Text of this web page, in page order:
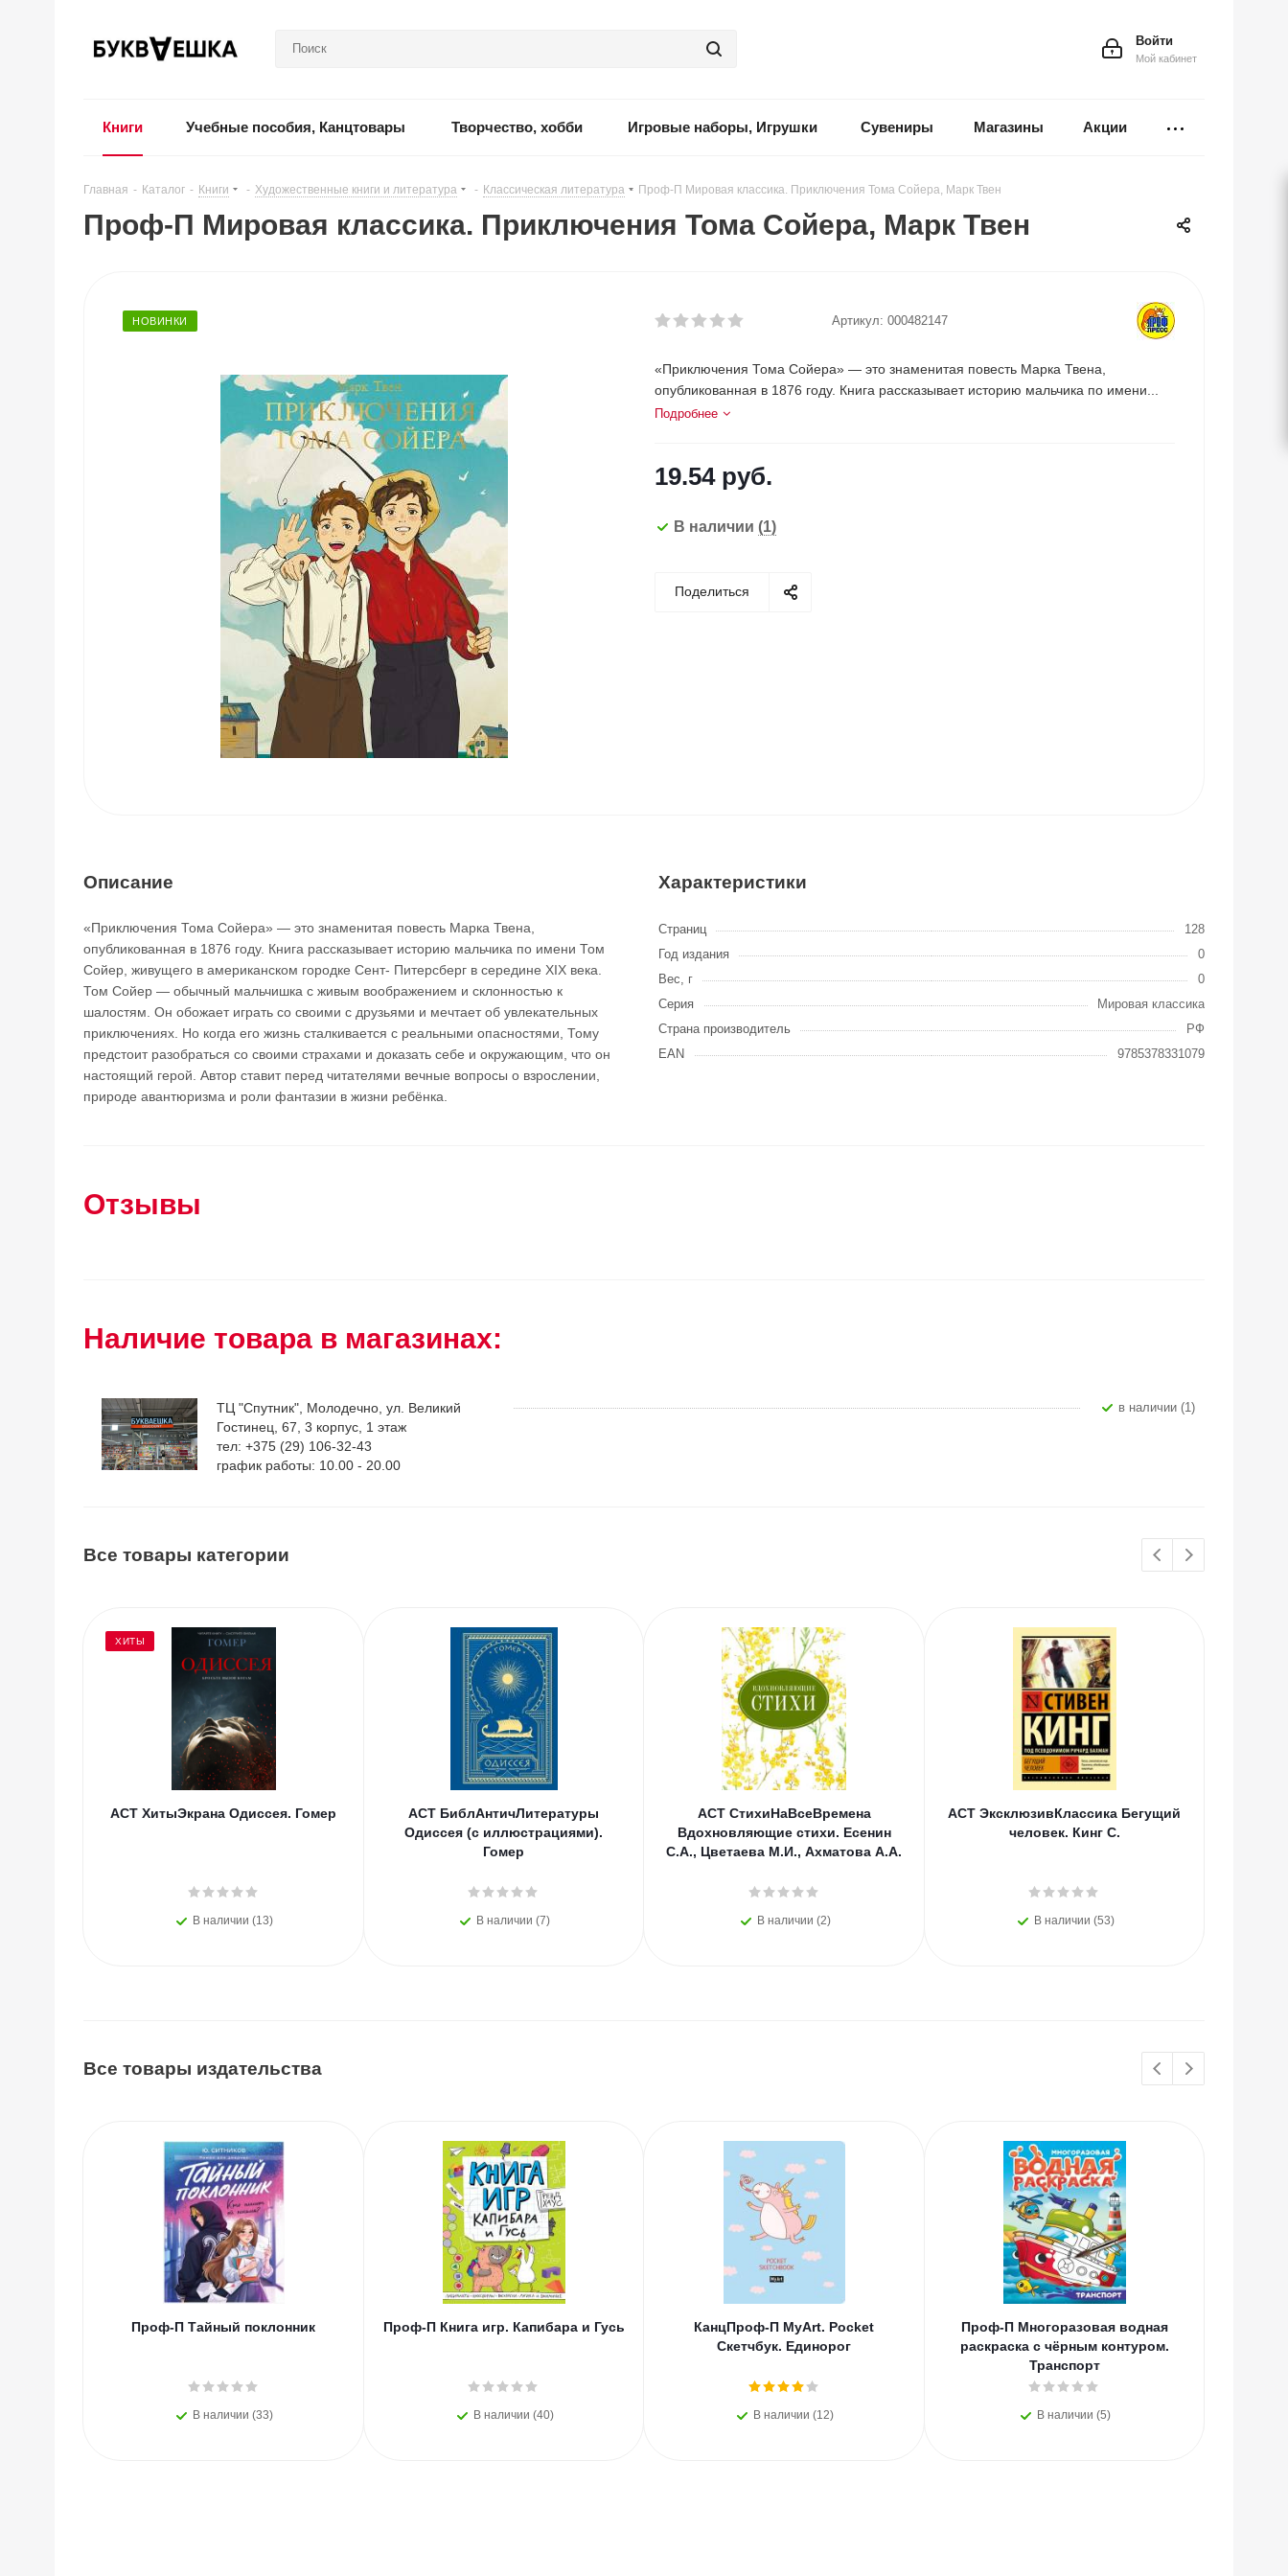
Войти
Мой кабинет
Книги Учебные пособия, Канцтовары Творчество, хобби Игровые наборы, Игрушки Сувениры Магазины Акции
Главная - Каталог - Книги - Художественные книги и литература - Классическая литература - Проф-П Мировая классика. Приключения Тома Сойера, Марк Твен
Проф-П Мировая классика. Приключения Тома Сойера, Марк Твен
НОВИНКИ Артикул: 000482147
«Приключения Тома Сойера» — это знаменитая повесть Марка Твена,
опубликованная в 1876 году. Книга рассказывает историю мальчика по имени...
Подробнее
19.54руб.
В наличии (1)
Поделиться
Описание
«Приключения Тома Сойера» — это знаменитая повесть Марка Твена,
опубликованная в 1876 году. Книга рассказывает историю мальчика по имени Том
Сойер, живущего в американском городке Сент- Питерсберг в середине XIX века.
Том Сойер — обычный мальчишка с живым воображением и склонностью к
шалостям. Он обожает играть со своими с друзьями и мечтает об увлекательных
приключениях. Но когда его жизнь сталкивается с реальными опасностями, Тому
предстоит разобраться со своими страхами и доказать себе и окружающим, что он
настоящий герой. Автор ставит перед читателями вечные вопросы о взрослении,
природе авантюризма и роли фантазии в жизни ребёнка.
Характеристики
Страниц
128
Год издания
0
Вес, г
0
Серия
Мировая классика
Страна производитель
РФ
EAN
9785378331079
Отзывы
Наличие товара в магазинах:
ТЦ "Спутник", Молодечно, ул. Великий
Гостинец, 67, 3 корпус, 1 этаж
тел: +375 (29) 106-32-43
график работы: 10.00 - 20.00
В наличии (1)
Все товары категории
ХИТЫ
АСТ ХитыЭкрана Одиссея. Гомер
В наличии (13)
АСТ БиблАнтичЛитературы
Одиссея (с иллюстрациями).
Гомер
В наличии (7)
АСТ СтихиНаВсеВремена
Вдохновляющие стихи. Есенин
С.А., Цветаева М.И., Ахматова А.А.
В наличии (2)
АСТ ЭксклюзивКлассика Бегущий
человек. Кинг С.
В наличии (53)
Все товары издательства
Проф-П Тайный поклонник
В наличии (33)
Проф-П Книга игр. Капибара и Гусь
В наличии (40)
КанцПроф-П MyArt. Pocket
Скетчбук. Единорог
В наличии (12)
Проф-П Многоразовая водная
раскраска с чёрным контуром.
Транспорт
В наличии (5)